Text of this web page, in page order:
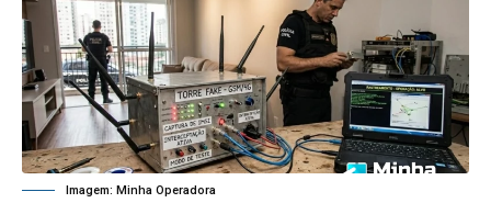
Imagem: Minha Operadora